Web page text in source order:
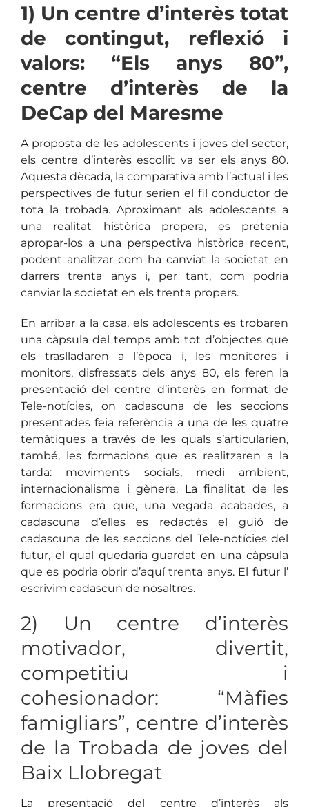
1) Un centre d’interès totat
de contingut, reflexió i
valors: “Els anys 80”,
centre d’interès de la
DeCap del Maresme
A proposta de les adolescents i joves del sector,
els centre d’interès escollit va ser els anys 80.
Aquesta dècada, la comparativa amb l’actual i les
perspectives de futur serien el fil conductor de
tota la trobada. Aproximant als adolescents a
una realitat històrica propera, es pretenia
apropar-los a una perspectiva històrica recent,
podent analitzar com ha canviat la societat en
darrers trenta anys i, per tant, com podria
canviar la societat en els trenta propers.
En arribar a la casa, els adolescents es trobaren
una càpsula del temps amb tot d’objectes que
els traslladaren a l’època i, les monitores i
monitors, disfressats dels anys 80, els feren la
presentació del centre d’interès en format de
Tele-notícies, on cadascuna de les seccions
presentades feia referència a una de les quatre
temàtiques a través de les quals s’articularien,
també, les formacions que es realitzaren a la
tarda: moviments socials, medi ambient,
internacionalisme i gènere. La finalitat de les
formacions era que, una vegada acabades, a
cadascuna d’elles es redactés el guió de
cadascuna de les seccions del Tele-notícies del
futur, el qual quedaria guardat en una càpsula
que es podria obrir d’aquí trenta anys. El futur l’
escrivim cadascun de nosaltres.
2) Un centre d’interès
motivador, divertit,
competitiu i
cohesionador: “Màfies
famigliars”, centre d’interès
de la Trobada de joves del
Baix Llobregat
La presentació del centre d’interès als